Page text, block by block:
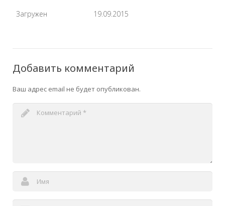
Загружен 19.09.2015
Добавить комментарий
Ваш адрес email не будет опубликован.